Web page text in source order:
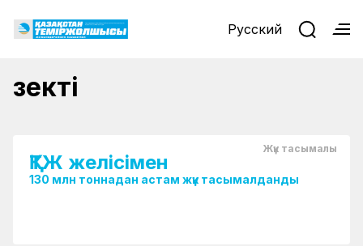
Русский
Өзекті
Нұрлыбек Нәлібаев Ақтөбедегі
вокзалдың құрылысын тексерді
ҚТЖ желісімен
130 млн тоннадан астам жүк тасымалданды
Жүк тасымалы